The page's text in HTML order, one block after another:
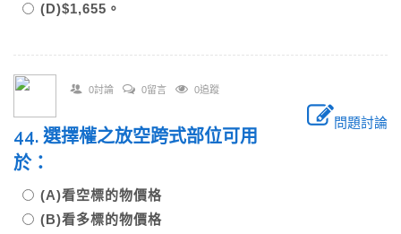
(D)$1,655。
0討論 0留言 0追蹤
問題討論
44. 選擇權之放空跨式部位可用
於：
(A)看空標的物價格
(B)看多標的物價格